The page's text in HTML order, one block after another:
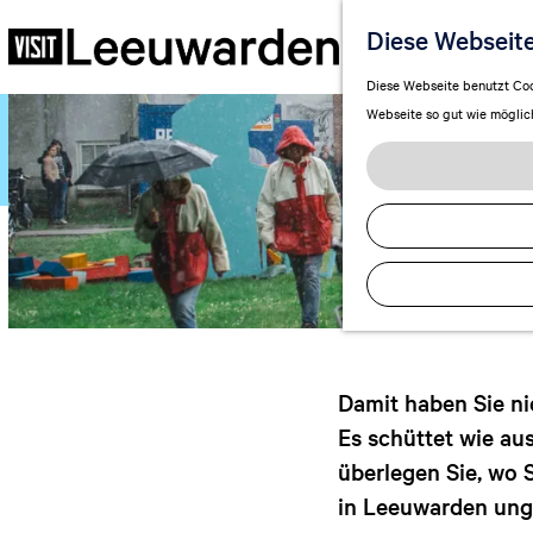
Diese
Diese Webseite benutzt
Webseite so gut wie
e
h
e
n
S
i
e
z
u
Damit haben Sie
Es schüttet wie
überlegen Sie, wo
in Leeuwarden